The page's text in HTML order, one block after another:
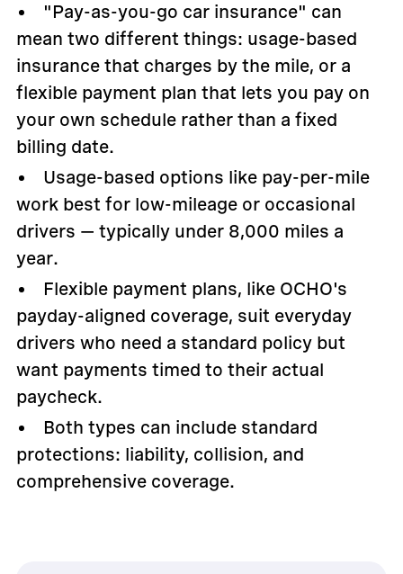
"Pay-as-you-go car insurance" can
mean two different things: usage-based
insurance that charges by the mile, or a
flexible payment plan that lets you pay on
your own schedule rather than a fixed
billing date.
Usage-based options like pay-per-mile
work best for low-mileage or occasional
drivers — typically under 8,000 miles a
year.
Flexible payment plans, like OCHO's
payday-aligned coverage, suit everyday
drivers who need a standard policy but
want payments timed to their actual
paycheck.
Both types can include standard
protections: liability, collision, and
comprehensive coverage.